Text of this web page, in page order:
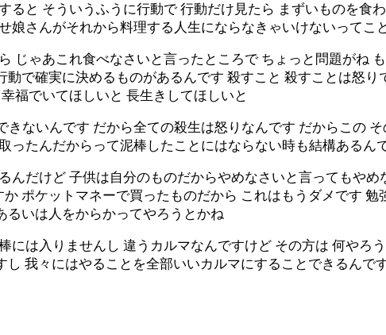
と そういうふうに行動で 行動だけ見たら まずいものを食
さんがそれから料理する人生にならなきゃいけないってこ
じゃあこれ食べなさいと言ったところで ちょっと問題がね
で確実に決めるものがあるんです 殺すこと 殺すことは怒
福でいてほしいと 長生きしてほしいと
ないんです だから全ての殺生は怒りなんです だからこの
たんだからって泥棒したことにはならない時も結構あるん
んだけど 子供は自分のものだからやめなさいと言ってもや
ポケットマネーで買ったものだから これはもうダメです
るいは人をからかってやろうとかね
には入りませんし 違うカルマなんですけど その方は 何やろ
我々にはやることを全部いいカルマにすることできるん